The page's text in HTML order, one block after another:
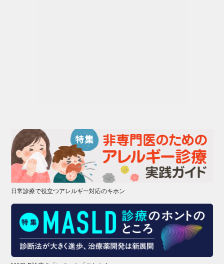
日常診療で役立つアレルギー対応のキホン